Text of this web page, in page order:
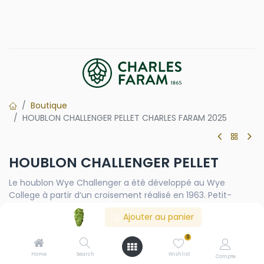
Ajouter au panier
Home Search
0
Wishlist Compte
Boutique
HOUBLON CHALLENGER PELLET CHARLES FARAM 2025
HOUBLON CHALLENGER PELLET
Le houblon Wye Challenger a été développé au Wye
College à partir d’un croisement réalisé en 1963. Petit-
enfant de Northern Brewer, il a été commercialisé en 1971. Il
se distingue par une très bonne résistance au mildiou